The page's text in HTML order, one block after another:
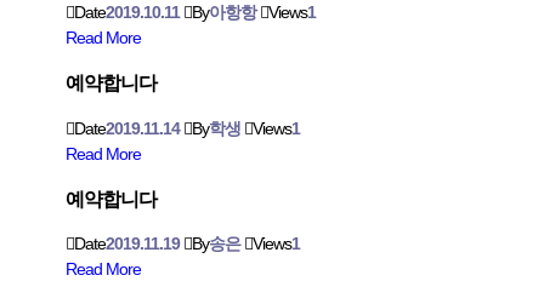
Date2019.10.11 By아항항 Views1
Read More
예약합니다
Date2019.11.14 By학생 Views1
Read More
예약합니다
Date2019.11.19 By송은 Views1
Read More